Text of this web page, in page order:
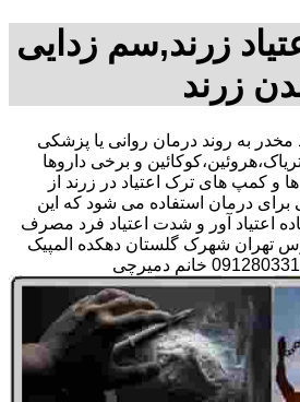
زرند,سم زدایی
زرند
مخدر به روند درمان روانی یا پزشکی
و برخی داروها
و کمپ های ترک اعتیاد در زرند از
درمان استفاده می شود که این
اعتیاد آور و شدت اعتیاد فرد مصرف
تهران شهرک گلستان دهکده المپیک